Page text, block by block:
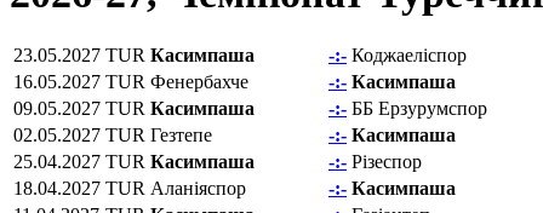
23.05.2027 TUR Касимпаша -:- Коджаеліспор
16.05.2027 TUR Фенербахче -:- Касимпаша
09.05.2027 TUR Касимпаша -:- ББ Ерзурумспор
02.05.2027 TUR Гезтепе -:- Касимпаша
25.04.2027 TUR Касимпаша -:- Різеспор
18.04.2027 TUR Аланіяспор -:- Касимпаша